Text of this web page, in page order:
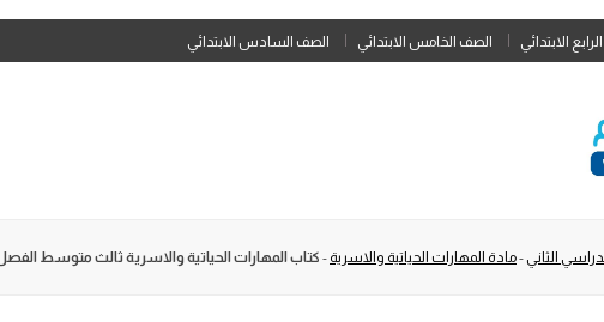
Skip
to
الابتدائي الصف الخامس الابتدائي الصف السادس الابتدائي
الثاني -مادة المهارات الحياتية والاسرية - كتاب المهارات الحياتية والاسرية ثالث متوسط الفصل الدراسي